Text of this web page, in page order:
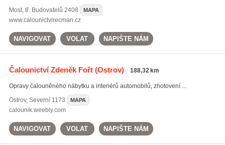
Most, tř. Budovatelů 2408 MAPA
www.calounictvirecman.cz
NAVIGOVAT VOLAT NAPIŠTE NÁM
Čalounictví Zdeněk Fořt(Ostrov) 188,32 km
Opravy čalouněného nábytku a interiérů automobilů, zhotovení ...
Ostrov, Severní 1173 MAPA
calounik.weebly.com
NAVIGOVAT VOLAT NAPIŠTE NÁM